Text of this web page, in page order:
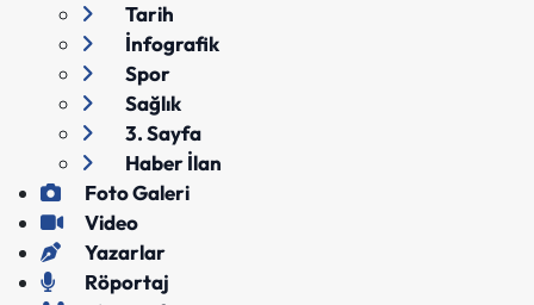
Tarih
İnfografik
Spor
Sağlık
3. Sayfa
Haber İlan
Foto Galeri
Video
Yazarlar
Röportaj